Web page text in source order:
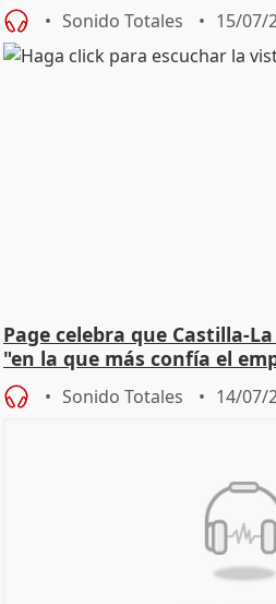
Sonido Totales 15/07/
Page celebra que Castilla-
"en la que más confía el
Sonido Totales 14/07/